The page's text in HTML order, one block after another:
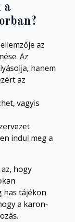
a
az
Az
hanem
az
vagyis
indul meg a
hogy
has tájékon
a karon-